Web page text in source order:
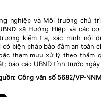
nghiệp và Môi trường chủ
xã Hướng Hiệp và các
kiểm tra, xác minh nội
có biện pháp bảo đảm an toàn
tham mưu xử lý theo thẩm
báo cáo UBND tỉnh trước
Công văn số 5682/VP-